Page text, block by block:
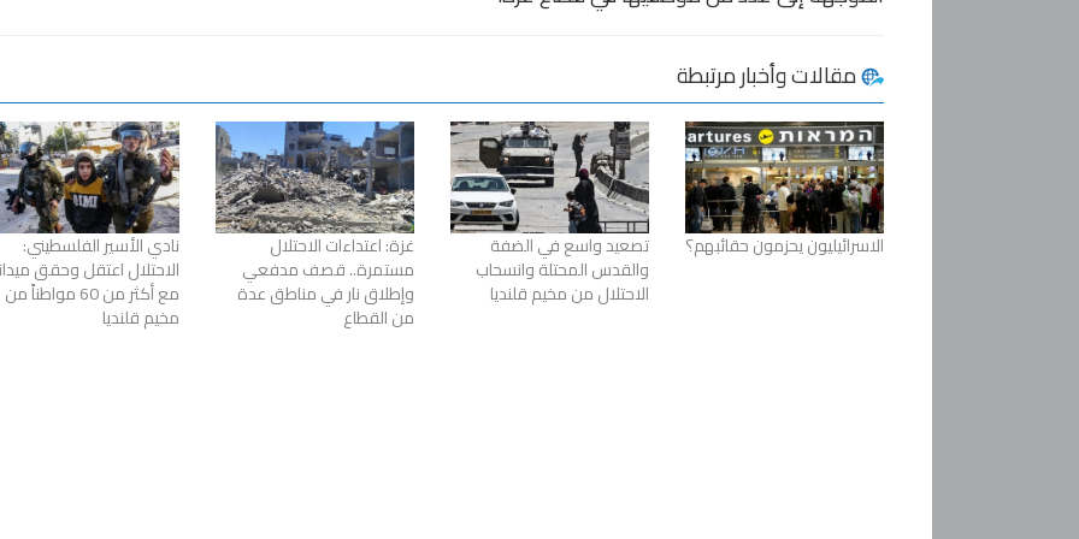
مقالات وأخبار مرتبطة
الاسرائيليون يحزمون حقائبهم؟ تصعيد واسع في الضفة
والقدس المحتلة وانسحاب
الاحتلال من مخيم قلنديا
غزة: اعتداءات الاحتلال
مستمرة.. قصف مدفعي
وإطلاق نار في مناطق عدة
من القطاع
نادي الأسير الفلسطيني:
الاحتلال اعتقل وحقق
مع أكثر من 60 مواطناً من
مخيم قلنديا